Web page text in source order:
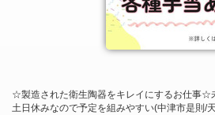
☆製造された衛生陶器をキレイにするお仕事☆
土日休みなので予定を組みやすい(中津市是則/